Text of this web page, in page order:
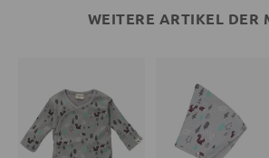
WEITERE ARTIKEL DER